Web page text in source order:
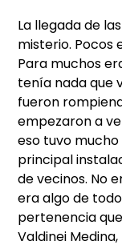
La llegada de
misterio. Pocos
Para muchos
tenía nada que
fueron
empezaron a
eso tuvo
principal
de vecinos. No
era algo de
pertenencia
Valdinei